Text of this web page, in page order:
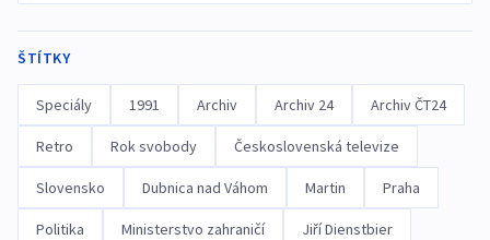
ŠTÍTKY
Speciály 1991 Archiv Archiv 24 Archiv ČT24
Retro Rok svobody Československá televize
Slovensko Dubnica nad Váhom Martin Praha
Politika Ministerstvo zahraničí Jiří Dienstbier